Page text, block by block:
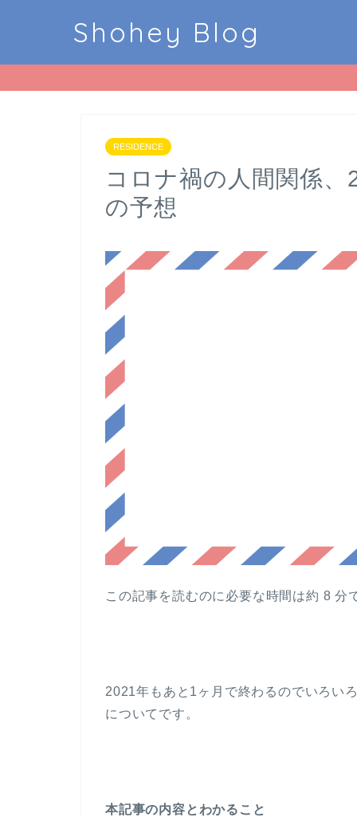
Shohey Blog
RESIDENCE
コロナ禍の人間関係
の予想
この記事を読むのに必要な時間は約 8 分
2021年もあと1ヶ月で終わるのでいろい
についてです。
本記事の内容とわかること